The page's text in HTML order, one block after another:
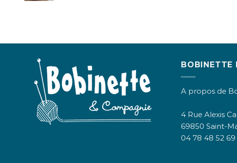
BOBINETTE
A propos de
4 Rue Alexis
69850 Saint-
04 78 48 52 69